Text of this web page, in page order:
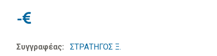
-
Συγγραφέας:
ΣΤΡΑΤΗΓΟΣ Ξ.